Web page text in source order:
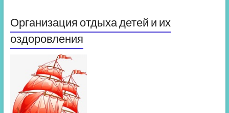
Организация отдыха детей и их
оздоровления